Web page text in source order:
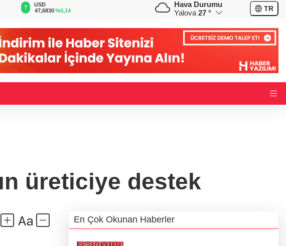
EUR
55,1859 %0,35 %0,41
CHF
59,0573
Hava Durumu
Yalova 27 ° TR
üreticiye destek
En Çok Okunan Haberler